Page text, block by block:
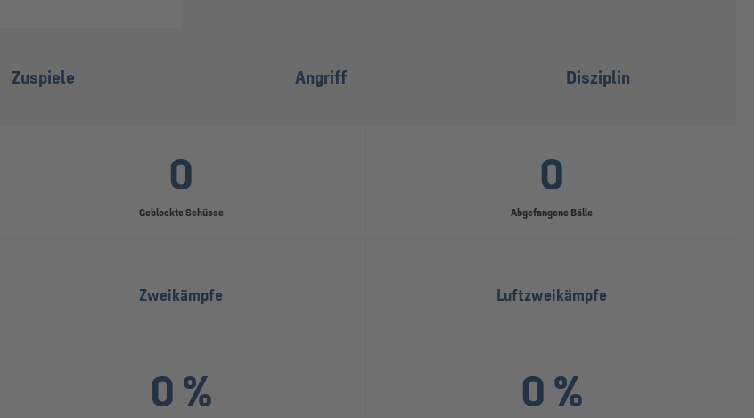
Zuspiele Angriff Disziplin
Geblockte Schüsse
0
Abgefangene Bälle
0
Zweikämpfe
0 %
Luftzweikämpfe
0 %